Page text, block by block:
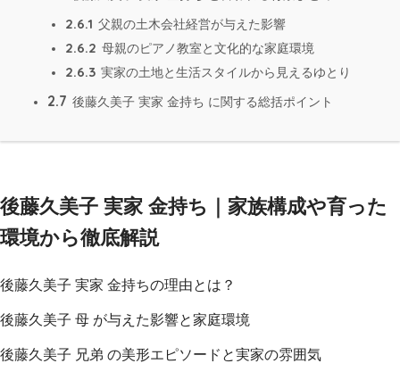
2.6.1 父親の土木会社経営が与えた影響
2.6.2 母親のピアノ教室と文化的な家庭環境
2.6.3 実家の土地と生活スタイルから見えるゆとり
2.7 後藤久美子 実家 金持ち に関する総括ポイント
後藤久美子 実家 金持ち｜家族構成や育った
環境から徹底解説
後藤久美子 実家 金持ちの理由とは？
後藤久美子 母 が与えた影響と家庭環境
後藤久美子 兄弟 の美形エピソードと実家の雰囲気